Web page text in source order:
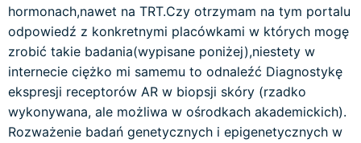
hormonach,nawet na TRT.Czy otrzymam na tym portalu
odpowiedź z konkretnymi placówkami w których mogę
zrobić takie badania(wypisane poniżej),niestety w
internecie ciężko mi samemu to odnaleźć Diagnostykę
ekspresji receptorów AR w biopsji skóry (rzadko
wykonywana, ale możliwa w ośrodkach akademickich).
Rozważenie badań genetycznych i epigenetycznych w